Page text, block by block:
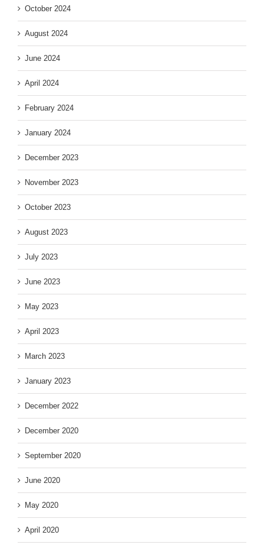
October 2024
August 2024
June 2024
April 2024
February 2024
January 2024
December 2023
November 2023
October 2023
August 2023
July 2023
June 2023
May 2023
April 2023
March 2023
January 2023
December 2022
December 2020
September 2020
June 2020
May 2020
April 2020